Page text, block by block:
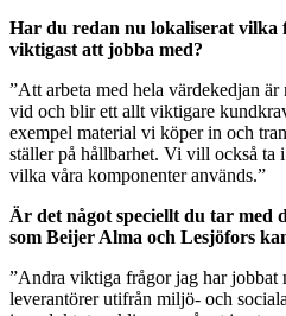
Har du redan nu lokaliserat vilka
viktigast att jobba med?
”Att arbeta med hela värdekedjan
vid och blir ett allt viktigare
exempel material vi köper in och
ställer på hållbarhet. Vi vill också ta
vilka våra komponenter används.”
Är det något speciellt du tar med
som Beijer Alma och Lesjöfors
”Andra viktiga frågor jag har jobbat
leverantörer utifrån miljö- och